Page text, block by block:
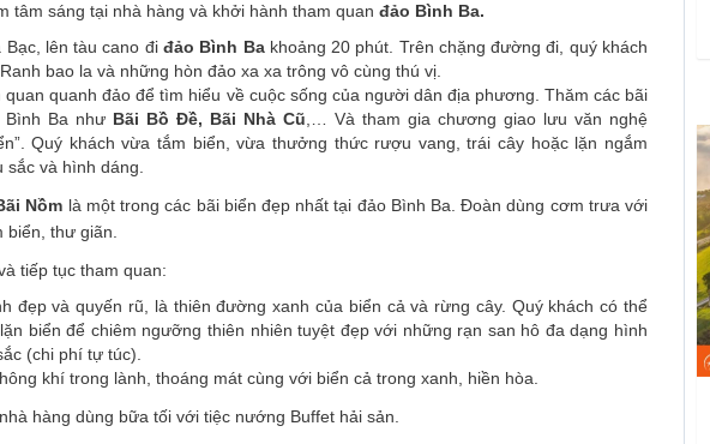
tâm sáng tại nhà hàng và khởi hành tham quan đảo Bình Ba.
lên tàu cano đi đảo Bình Ba khoảng 20 phút. Trên chặng đường đi, quý khách
bao la và những hòn đảo xa xa trông vô cùng thú vị.
quanh đảo để tìm hiểu về cuộc sống của người dân địa phương. Thăm các bãi
Bình Ba như Bãi Bồ Đề, Bãi Nhà Cũ,… Và tham gia chương giao lưu văn nghệ
Quý khách vừa tắm biển, vừa thưởng thức rượu vang, trái cây hoặc lặn ngắm
sắc và hình dáng.
Nồm là một trong các bãi biển đẹp nhất tại đảo Bình Ba. Đoàn dùng cơm trưa với
biển, thư giãn.
tiếp tục tham quan:
đẹp và quyến rũ, là thiên đường xanh của biển cả và rừng cây. Quý khách có thể
biển để chiêm ngưỡng thiên nhiên tuyệt đẹp với những rạn san hô đa dạng hình
(chi phí tự túc).
khí trong lành, thoáng mát cùng với biển cả trong xanh, hiền hòa.
hàng dùng bữa tối với tiệc nướng Buffet hải sản.